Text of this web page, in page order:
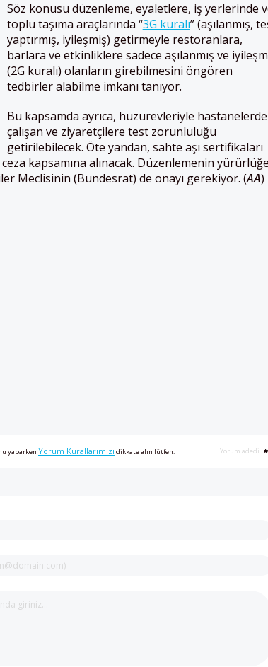
Söz konusu düzenleme, eyaletlere, iş yerlerinde
toplu taşıma araçlarında “3G kuralı” (aşılanmış,
yaptırmış, iyileşmiş) getirmeyle restoranlara,
barlara ve etkinliklere sadece aşılanmış ve
(2G kuralı) olanların girebilmesini öngören
tedbirler alabilme imkanı tanıyor.
Bu kapsamda ayrıca, huzurevleriyle hastanelerde
çalışan ve ziyaretçilere test zorunluluğu
getirilebilecek. Öte yandan, sahte aşı sertifikaları
kapsamına alınacak. Düzenlemenin yürürlüğe
Meclisinin (Bundesrat) de onayı gerekiyor. (AA)
yaparkenYorum Kurallarımızı dikkate alın lütfen. Yorum adedi